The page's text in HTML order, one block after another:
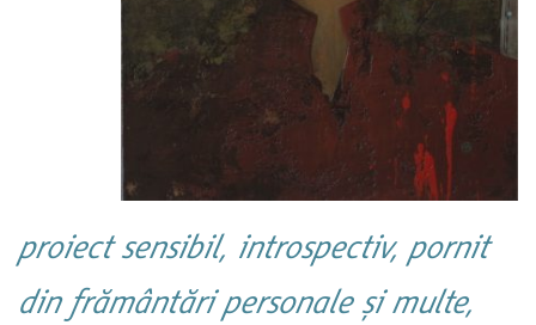
proiect sensibil, introspectiv, pornit
din frământări personale și multe,